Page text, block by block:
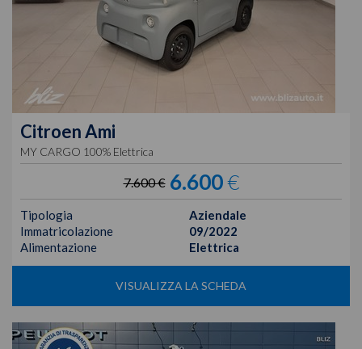
CitroenAmi
MY CARGO 100% Elettrica
7.600 € 6.600€
Tipologia
Aziendale
Immatricolazione
09/2022
Alimentazione
Elettrica
VISUALIZZA LA SCHEDA